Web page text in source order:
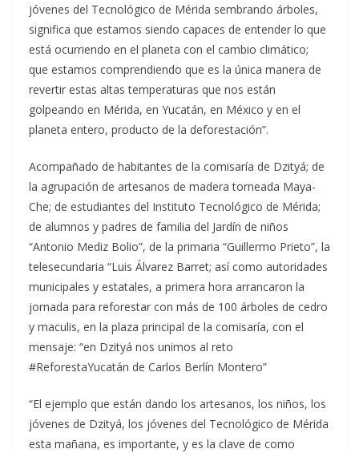
jóvenes del Tecnológico de Mérida sembrando árboles,
significa que estamos siendo capaces de entender lo que
está ocurriendo en el planeta con el cambio climático;
que estamos comprendiendo que es la única manera de
revertir estas altas temperaturas que nos están
golpeando en Mérida, en Yucatán, en México y en el
planeta entero, producto de la deforestación”.
Acompañado de habitantes de la comisaría de Dzityá; de
la agrupación de artesanos de madera torneada Maya-
Che; de estudiantes del Instituto Tecnológico de Mérida;
de alumnos y padres de familia del Jardín de niños
“Antonio Mediz Bolio”, de la primaria “Guillermo Prieto”, la
telesecundaria “Luis Álvarez Barret; así como autoridades
municipales y estatales, a primera hora arrancaron la
jornada para reforestar con más de 100 árboles de cedro
y maculis, en la plaza principal de la comisaría, con el
mensaje: “en Dzityá nos unimos al reto
#ReforestaYucatán de Carlos Berlín Montero”
“El ejemplo que están dando los artesanos, los niños, los
jóvenes de Dzityá, los jóvenes del Tecnológico de Mérida
esta mañana, es importante, y es la clave de como